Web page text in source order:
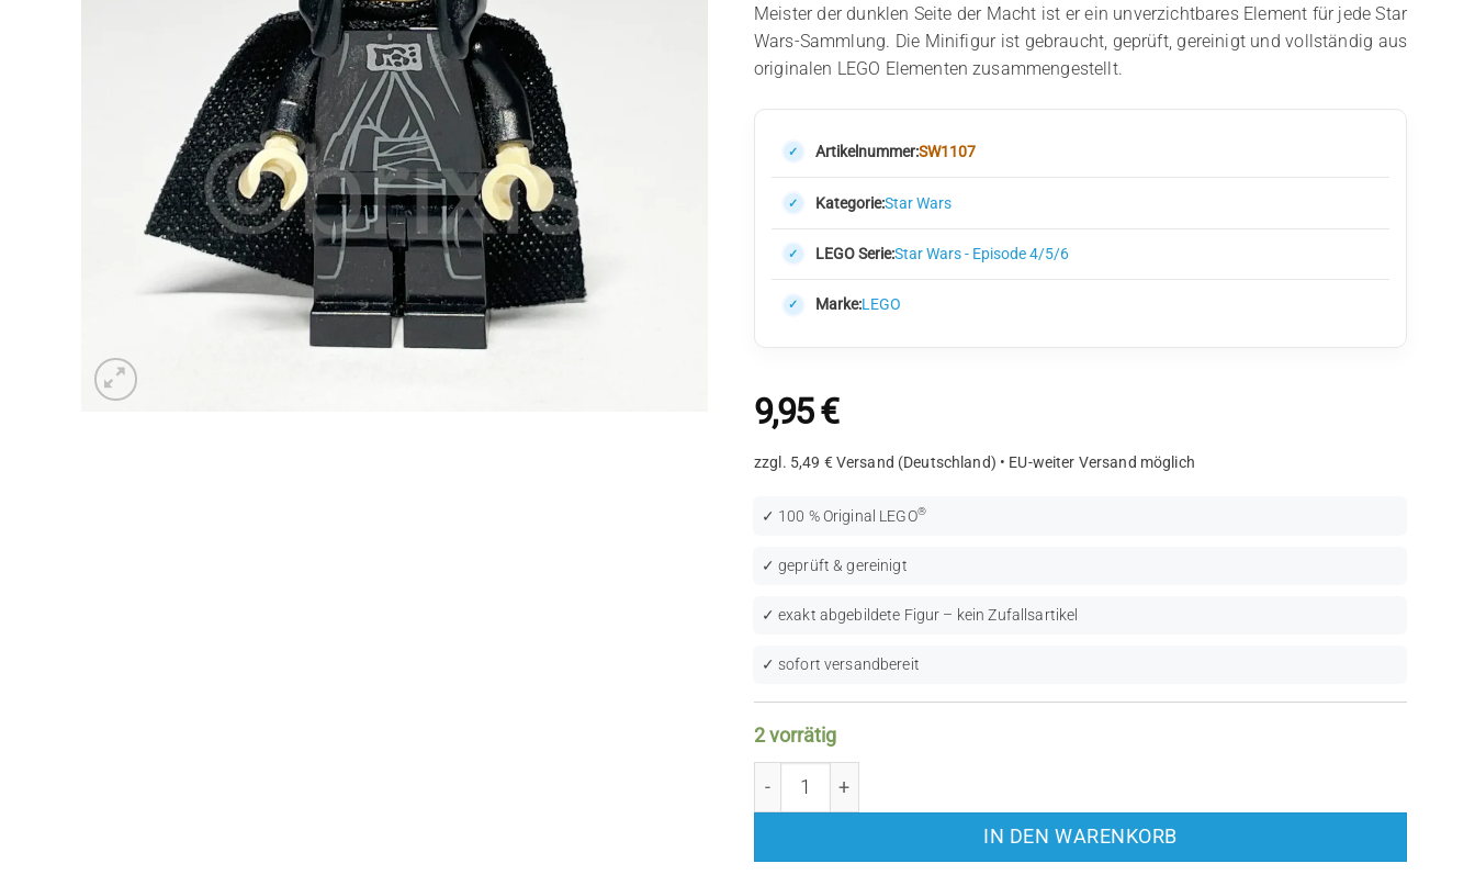
Meister der dunklen Seite der Macht ist er ein unverzichtbares Element für jede Star
Wars-Sammlung. Die Minifigur ist gebraucht, geprüft, gereinigt und vollständig aus
originalen LEGO Elementen zusammengestellt.
Artikelnummer:SW1107
Kategorie:Star Wars
LEGO Serie:Star Wars - Episode 4/5/6
Marke:LEGO
9,95€
zzgl. 5,49 € Versand (Deutschland) • EU-weiter Versand möglich
✓ 100 % Original LEGO®
✓ geprüft & gereinigt
✓ exakt abgebildete Figur – kein Zufallsartikel
✓ sofort versandbereit
2 vorrätig
IN DEN WARENKORB